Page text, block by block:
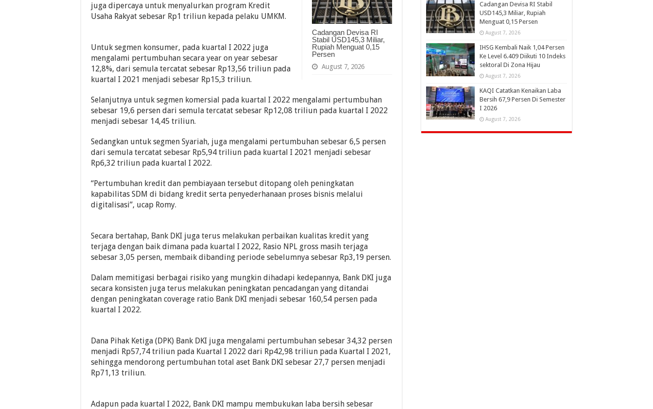
Cadangan Devisa RI
Stabil USD145,3 Miliar,
Rupiah Menguat 0,15
Persen
August 7, 2026
juga dipercaya untuk menyalurkan program Kredit
Usaha Rakyat sebesar Rp1 triliun kepada pelaku UMKM.
Untuk segmen konsumer, pada kuartal I 2022 juga
mengalami pertumbuhan secara year on year sebesar
12,8%, dari semula tercatat sebesar Rp13,56 triliun pada
kuartal I 2021 menjadi sebesar Rp15,3 triliun.
Selanjutnya untuk segmen komersial pada kuartal I 2022 mengalami pertumbuhan
sebesar 19,6 persen dari semula tercatat sebesar Rp12,08 triliun pada kuartal I 2022
menjadi sebesar 14,45 triliun.
Sedangkan untuk segmen Syariah, juga mengalami pertumbuhan sebesar 6,5 persen
dari semula tercatat sebesar Rp5,94 triliun pada kuartal I 2021 menjadi sebesar
Rp6,32 triliun pada kuartal I 2022.
“Pertumbuhan kredit dan pembiayaan tersebut ditopang oleh peningkatan
kapabilitas SDM di bidang kredit serta penyederhanaan proses bisnis melalui
digitalisasi”, ucap Romy.
Secara bertahap, Bank DKI juga terus melakukan perbaikan kualitas kredit yang
terjaga dengan baik dimana pada kuartal I 2022, Rasio NPL gross masih terjaga
sebesar 3,05 persen, membaik dibanding periode sebelumnya sebesar Rp3,19 persen.
Dalam memitigasi berbagai risiko yang mungkin dihadapi kedepannya, Bank DKI juga
secara konsisten juga terus melakukan peningkatan pencadangan yang ditandai
dengan peningkatan coverage ratio Bank DKI menjadi sebesar 160,54 persen pada
kuartal I 2022.
Dana Pihak Ketiga (DPK) Bank DKI juga mengalami pertumbuhan sebesar 34,32 persen
menjadi Rp57,74 triliun pada Kuartal I 2022 dari Rp42,98 triliun pada Kuartal I 2021,
sehingga mendorong pertumbuhan total aset Bank DKI sebesar 27,7 persen menjadi
Rp71,13 triliun.
Adapun pada kuartal I 2022, Bank DKI mampu membukukan laba bersih sebesar
Cadangan Devisa RI Stabil
USD145,3 Miliar, Rupiah
Menguat 0,15 Persen
August 7, 2026
IHSG Kembali Naik 1,04 Persen
Ke Level 6.409 Diikuti 10 Indeks
sektoral Di Zona Hijau
August 7, 2026
KAQI Catatkan Kenaikan Laba
Bersih 67,9 Persen Di Semester
I 2026
August 7, 2026